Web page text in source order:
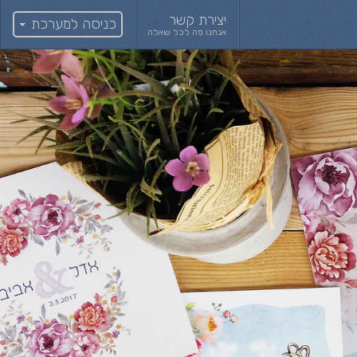
יצירת קשר
אנחנו פה לכל שאלה כניסה למערכת